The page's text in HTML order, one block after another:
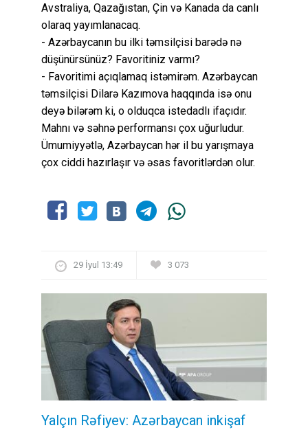
Avstraliya, Qazağıstan, Çin və Kanada da canlı
olaraq yayımlanacaq.
- Azərbaycanın bu ilki təmsilçisi barədə nə
düşünürsünüz? Favoritiniz varmı?
- Favoritimi açıqlamaq istəmirəm. Azərbaycan
təmsilçisi Dilarə Kazımova haqqında isə onu
deyə bilərəm ki, o olduqca istedadlı ifaçıdır.
Mahnı və səhnə performansı çox uğurludur.
Ümumiyyətlə, Azərbaycan hər il bu yarışmaya
çox ciddi hazırlaşır və əsas favoritlərdən olur.
29 İyul 13:49 3 073
Yalçın Rəfiyev: Azərbaycan inkişaf